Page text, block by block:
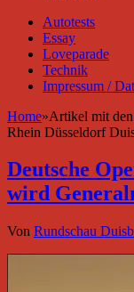
Autotests
Essay
Loveparade
Technik
Impressum /
Home»Artikel mit
Rhein Düsseldorf
Deutsche
wird
Von Rundschau